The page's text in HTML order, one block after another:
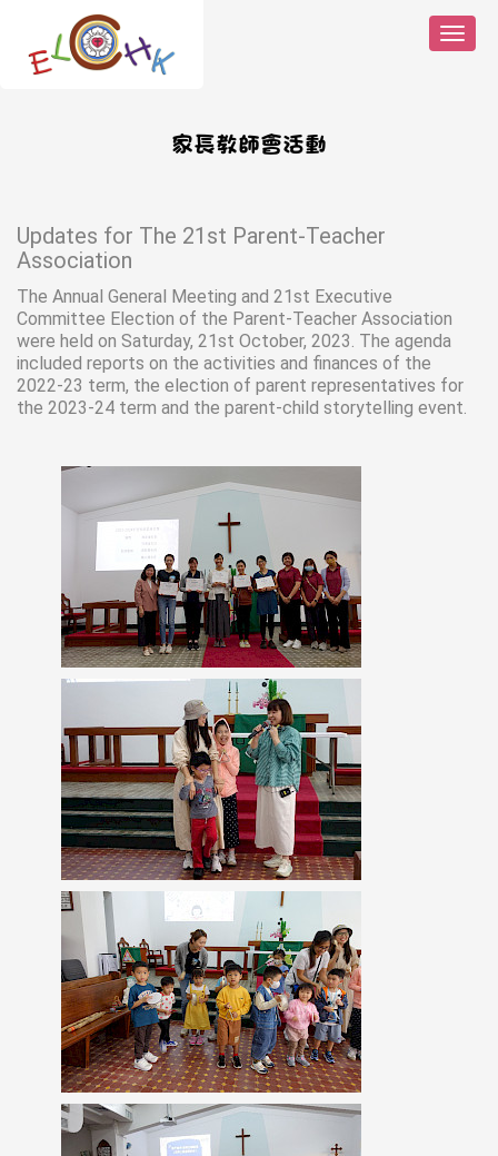
家長教師會活動
Updates for The 21st Parent-Teacher
Association
The Annual General Meeting and 21st Executive
Committee Election of the Parent-Teacher Association
were held on Saturday, 21st October, 2023. The agenda
included reports on the activities and finances of the
2022-23 term, the election of parent representatives for
the 2023-24 term and the parent-child storytelling event.